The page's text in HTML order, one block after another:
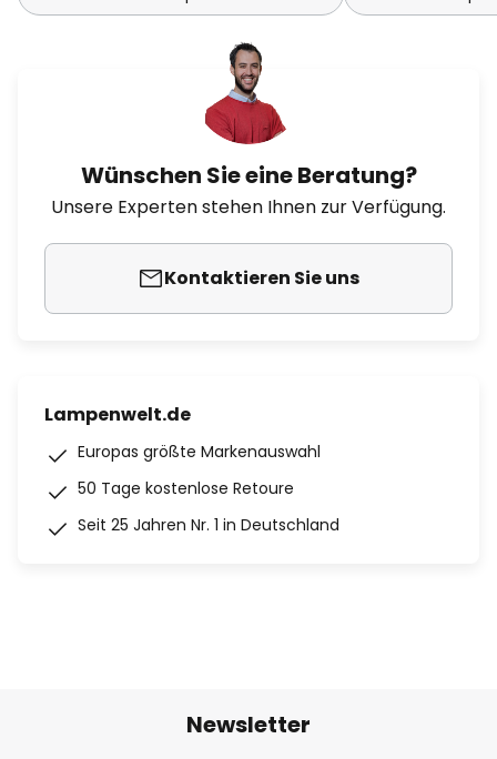
Wünschen Sie eine Beratung?
Unsere Experten stehen Ihnen zur Verfügung.
Kontaktieren Sie uns
Lampenwelt.de
Europas größte Markenauswahl
50 Tage kostenlose Retoure
Seit 25 Jahren Nr. 1 in Deutschland
Newsletter